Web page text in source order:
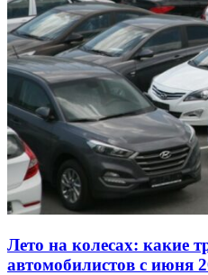
Лето на колесах: какие
автомобилистов с июня